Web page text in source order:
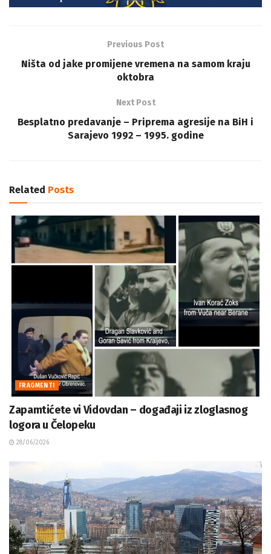
Previous Post
Ništa od jake promijene vremena na samom kraju
oktobra
Next Post
Besplatno predavanje – Priprema agresije na BiH i
Sarajevo 1992 – 1995. godine
Related Posts
FRAGMENTI
Zapamtićete vi Vidovdan – događaji iz zloglasnog
logora u Čelopeku
28/06/2026